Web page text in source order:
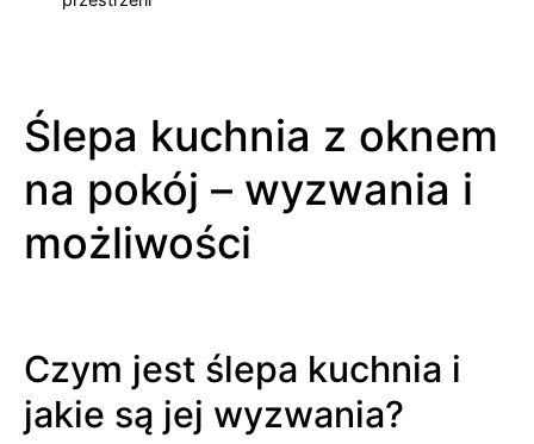
Ślepa kuchnia z oknem
na pokój – wyzwania i
możliwości
Czym jest ślepa kuchnia i
jakie są jej wyzwania?